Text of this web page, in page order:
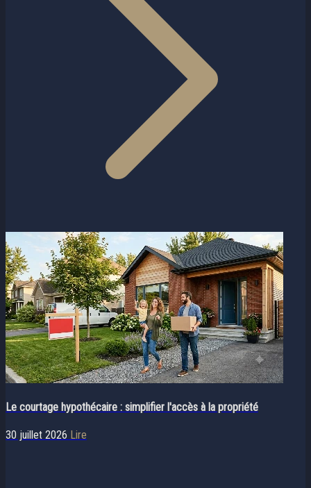
Le courtage hypothécaire : simplifier l'accès à la propriété
30 juillet 2026 Lire